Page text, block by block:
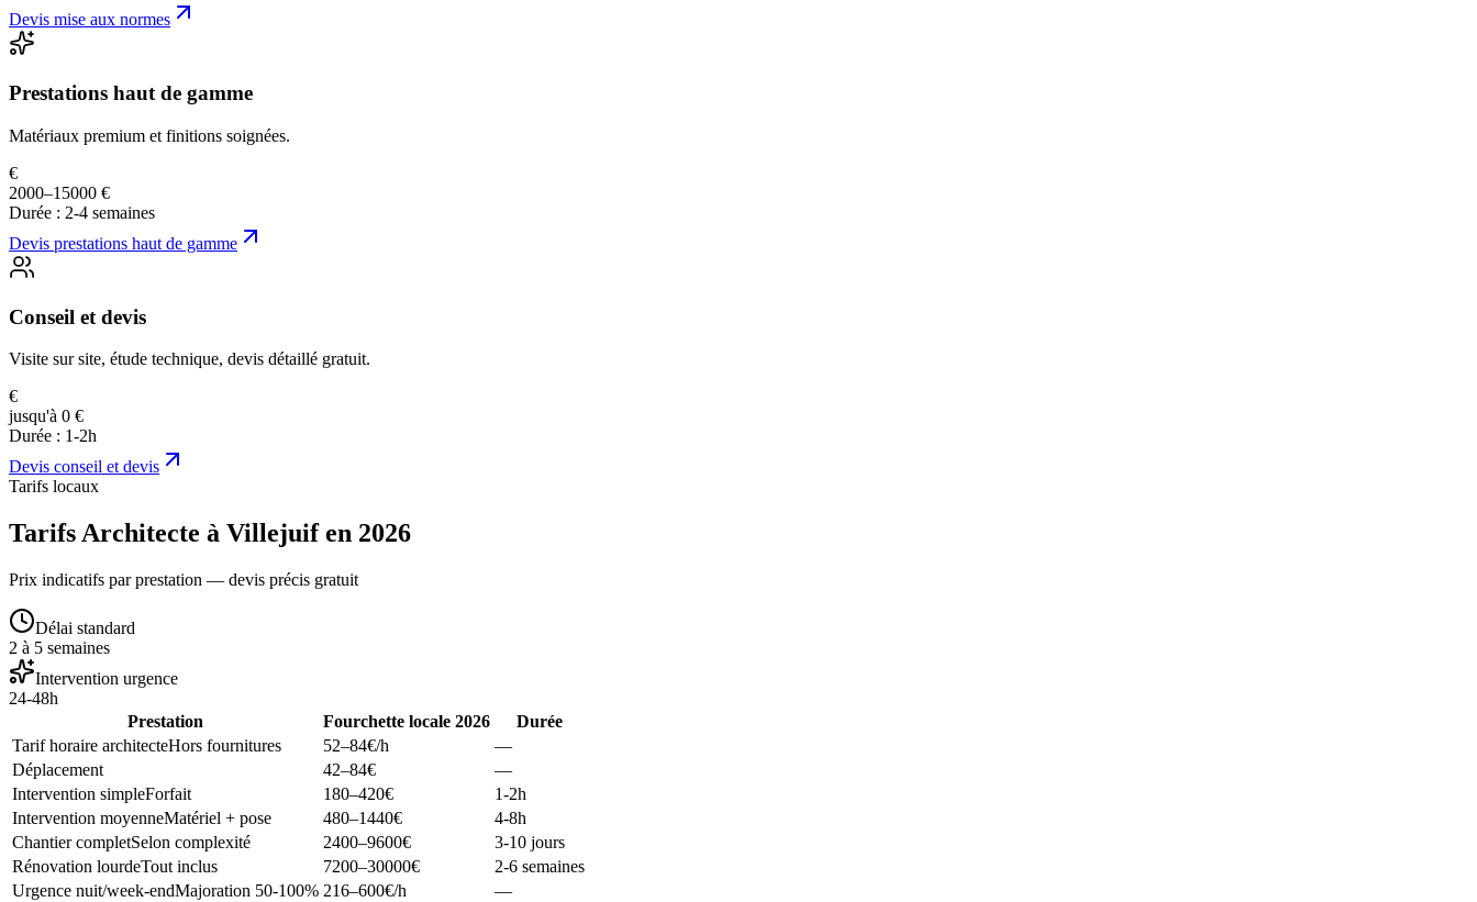
Devis mise aux normes
Prestations haut de gamme
Matériaux premium et finitions soignées.
€
2000–15000 €
Durée : 2-4 semaines
Devis prestations haut de gamme
Conseil et devis
Visite sur site, étude technique, devis détaillé gratuit.
€
jusqu'à 0 €
Durée : 1-2h
Devis conseil et devis
Tarifs locaux
Tarifs Architecte à Villejuif en 2026
Prix indicatifs par prestation — devis précis gratuit
Délai standard
2 à 5 semaines
Intervention urgence
24-48h
Prestation
Fourchette locale 2026
Durée
Tarif horaire architecteHors fournitures 52–84€/h
—
Déplacement
42–84€
—
Intervention simpleForfait 180–420€
1-2h
Intervention moyenneMatériel + pose 480–1440€
4-8h
Chantier completSelon complexité 2400–9600€
3-10 jours
Rénovation lourdeTout inclus 7200–30000€
2-6 semaines
Urgence nuit/week-endMajoration 50-100% 216–600€/h —